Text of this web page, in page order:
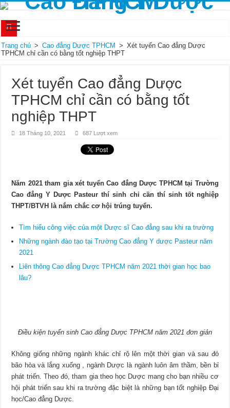
Bài thuốc bổ khí sinh huyết giúp cải thiện hoa mắt chóng mặt hiệu quả
Có nguy hiểm khi vòm họng nổi hạt không? Cách xử lý ra sao?
Xét nghiệm vi sinh là gì, mục đích và phân loại
Tiêu chuẩn GMP trong ngành dược là gì? Các yêu cầu cụ thể như thế nào?
Học điều dưỡng có cần bằng cấp 3 không?
Học ngành Điều dưỡng có thể thi khối C được không?
Ý nghĩa của xét nghiệm Ketone và khi nào cần thực hiện?
Trang chủ > Cao đẳng Dược TPHCM > Xét tuyển Cao đẳng Dược
TPHCM chỉ cần có bằng tốt nghiệp THPT
Xét tuyển Cao đẳng Dược
TPHCM chỉ cần có bằng tốt
nghiệp THPT
18 Tháng 10, 2021 687 Lượt xem
Năm 2021 tham gia xét tuyển Cao đẳng Dược TPHCM tại Trường
Cao đẳng Y Dược Pasteur thí sinh chỉ cần thí sinh tốt nghiệp
THPT/BTVH là nắm chắc cơ hội trúng tuyển.
Tìm hiểu công việc của một Dược sĩ Cao đẳng sau khi ra trường
Những ngành đào tạo tại Trường Cao đẳng Y dược Pasteur năm
2021
Liên thông Cao đẳng Dược TPHCM năm 2021 thời gian học bao
lâu?
Điều kiện tuyển sinh Cao đẳng Dược TPHCM năm 2021 đơn giản
Không giống những ngành khác chỉ rộ lên một thời gian và sau đó
bão hòa và lắng xuống , ngành Dược là ngành luôn âm thầm, bền bỉ
phát triển. Theo đó, tham gia theo học Dược mang cho bạn nhiều cơ
hội phát triển sau khi ra trường đặc biệt là những bạn tốt nghiệp Đại
học/Cao đẳng Dược.